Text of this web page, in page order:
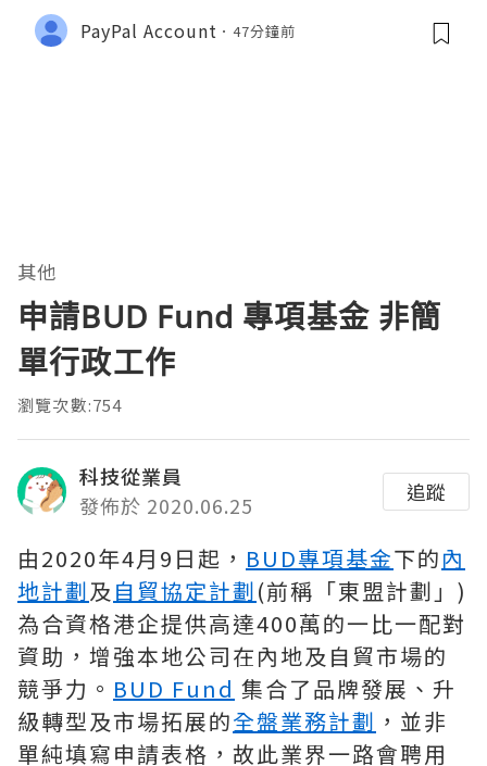
PayPal Account 47分鐘前
其他
申請BUD Fund 專項基金 非簡
單行政工作
瀏覽次數:754
科技從業員
發佈於 2020.06.25
追蹤
由2020年4月9日起， BUD專項基金下的內
地計劃及 自貿協定計劃(前稱「東盟計劃」)
為合資格港企提供高達400萬的一比一配對
資助，增強本地公司在內地及自貿市場的
競爭力。 BUD Fund 集合了品牌發展、升
級轉型及市場拓展的全盤業務計劃 ，並非
單純填寫申請表格，故此業界一路會聘用